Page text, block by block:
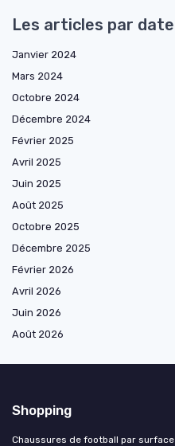
Les articles par date
Janvier 2024
Mars 2024
Octobre 2024
Décembre 2024
Février 2025
Avril 2025
Juin 2025
Août 2025
Octobre 2025
Décembre 2025
Février 2026
Avril 2026
Juin 2026
Août 2026
Shopping
Chaussures de football par surface